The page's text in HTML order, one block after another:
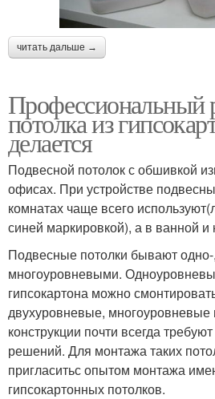
читать дальше →
Профессиональный
потолка из
делается
Подвесной потолок с обшивкой
офисах. При устройстве
комнатах чаще всего
синей маркировкой), а в ванной
Подвесные потолки бывают одно-
многоуровневыми.
гипсокартона можно
двухуровневые,
конструкции почти всегда
решений. Для монтажа таких
пригласитьс опытом монтажа
гипсокартонных потолков.